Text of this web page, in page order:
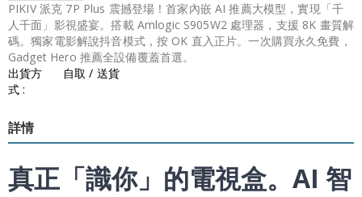
PIKIV 派克 7P Plus 震撼登場！首家內嵌 AI 推薦大模型，實現「千
人千面」影視盛宴。搭載 Amlogic S905W2 處理器，支援 8K 畫質解
碼。獨家電影解說抖音模式，按 OK 直入正片。一次購買永久免費，
Gadget Hero 推薦全設備覆蓋首選。
出貨方
式 :
自取 / 送貨
詳情
真正「識你」的電視盒。AI 智